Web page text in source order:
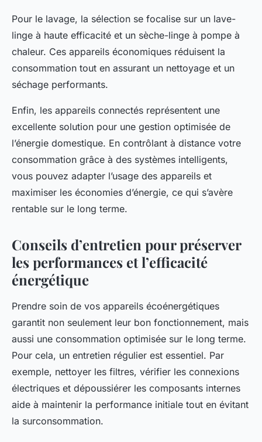
Pour le lavage, la sélection se focalise sur un lave-
linge à haute efficacité et un sèche-linge à pompe à
chaleur. Ces appareils économiques réduisent la
consommation tout en assurant un nettoyage et un
séchage performants.
Enfin, les appareils connectés représentent une
excellente solution pour une gestion optimisée de
l’énergie domestique. En contrôlant à distance votre
consommation grâce à des systèmes intelligents,
vous pouvez adapter l’usage des appareils et
maximiser les économies d’énergie, ce qui s’avère
rentable sur le long terme.
Conseils d’entretien pour préserver
les performances et l’efficacité
énergétique
Prendre soin de vos appareils écoénergétiques
garantit non seulement leur bon fonctionnement, mais
aussi une consommation optimisée sur le long terme.
Pour cela, un entretien régulier est essentiel. Par
exemple, nettoyer les filtres, vérifier les connexions
électriques et dépoussiérer les composants internes
aide à maintenir la performance initiale tout en évitant
la surconsommation.